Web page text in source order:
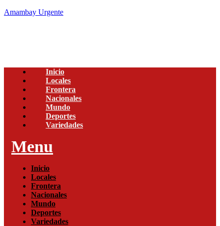
Amambay Urgente
Inicio
Locales
Frontera
Nacionales
Mundo
Deportes
Variedades
Menu
Inicio
Locales
Frontera
Nacionales
Mundo
Deportes
Variedades